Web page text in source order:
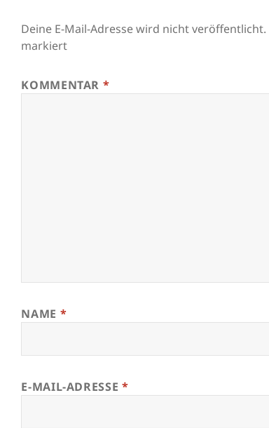
Deine E-Mail-Adresse wird nicht veröffentlicht.
markiert
KOMMENTAR *
NAME *
E-MAIL-ADRESSE *